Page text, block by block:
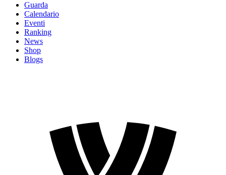
Guarda
Calendario
Eventi
Ranking
News
Shop
Blogs